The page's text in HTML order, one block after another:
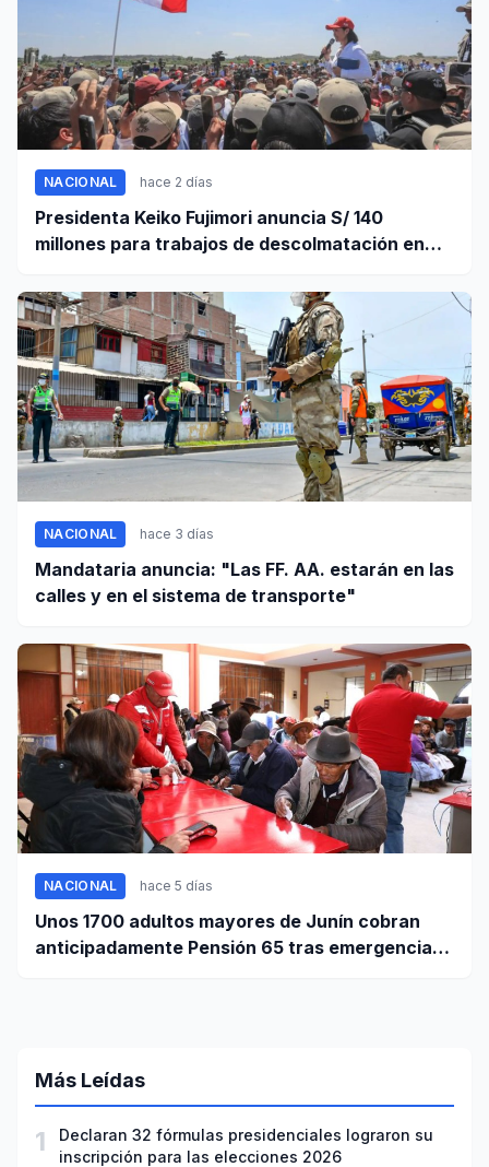
NACIONAL hace 2 días
Presidenta Keiko Fujimori anuncia S/ 140
millones para trabajos de descolmatación en
NACIONAL hace 3 días
Mandataria anuncia: "Las FF. AA. estarán en las
calles y en el sistema de transporte"
NACIONAL hace 5 días
Unos 1700 adultos mayores de Junín cobran
anticipadamente Pensión 65 tras emergencia
Más Leídas
1
Declaran 32 fórmulas presidenciales lograron su
inscripción para las elecciones 2026